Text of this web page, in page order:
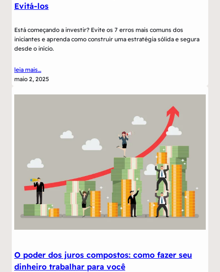
Evitá-los
Está começando a investir? Evite os 7 erros mais comuns dos
iniciantes e aprenda como construir uma estratégia sólida e segura
desde o início.
leia mais…
maio 2, 2025
O poder dos juros compostos: como fazer seu
dinheiro trabalhar para você